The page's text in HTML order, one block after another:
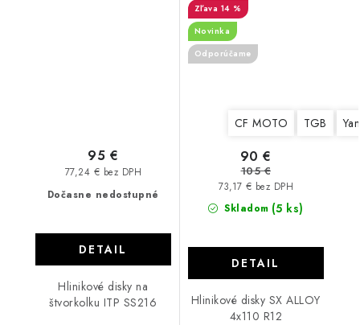
Dočasne nedostupné
77,24 € bez DPH
95 €
DETAIL
Hlinikové disky na
štvorkolku ITP SS216
14 %
Novinka
Odporúčame
CF MOTO TGB
Skladom (5 ks)
73,17 € bez DPH
90 €
105 €
DETAIL
Hlinikové disky SX ALLOY
4x110 R12